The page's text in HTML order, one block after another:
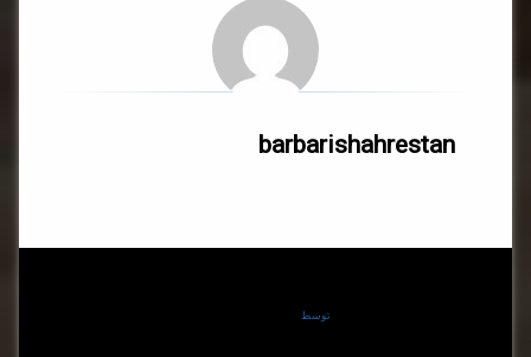
barbarishahrestan
توسط